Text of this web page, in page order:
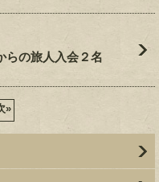
の旅人入会２名
»